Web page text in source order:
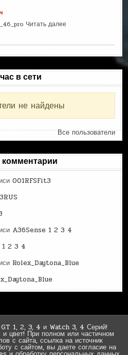
Читать далее
в сети
не найдены
Все пользователи
001RFSFit3
A36Sense 1 2 3 4
1 2 3 4
Rolex_Daytona_Blue
1, 2, 3, 4 и Watch 3, 4 Серий!
цвет! При полном или частичном
с сайта, ссылка на источник
с сайтом, вы даете согласие на